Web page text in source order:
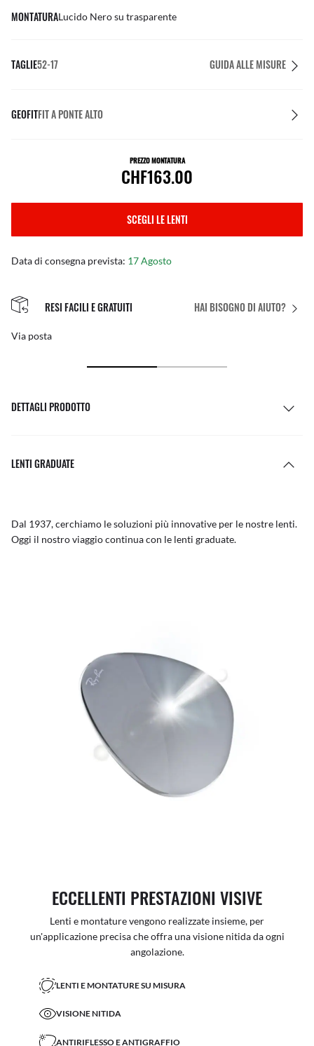
MONTATURALucido Nero su trasparente
TAGLIE52-17 GUIDA ALLE MISURE
GEOFITFIT A PONTE ALTO
PREZZO MONTATURA
CHF163.00
SCEGLI LE LENTI
Data di consegna prevista: 17 Agosto
HAI BISOGNO DI AIUTO?
RESI FACILI E GRATUITI
Via posta
DETTAGLI PRODOTTO
LENTI GRADUATE
Dal 1937, cerchiamo le soluzioni più innovative per le nostre lenti.
Oggi il nostro viaggio continua con le lenti graduate.
ECCELLENTI PRESTAZIONI VISIVE
Lenti e montature vengono realizzate insieme, per
un'applicazione precisa che offra una visione nitida da ogni
angolazione.
LENTI E MONTATURE SU MISURA
VISIONE NITIDA
ANTIRIFLESSO E ANTIGRAFFIO